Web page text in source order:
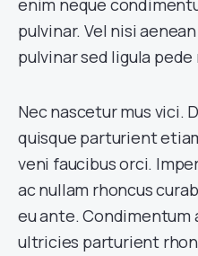
enim neque
pulvinar. Vel nisi
pulvinar sed ligula pede
Nec nascetur mus vici.
quisque parturient
veni faucibus orci.
ac nullam rhoncus
eu ante. Condimentum
ultricies parturient